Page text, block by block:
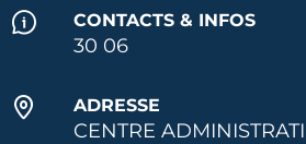
CONTACTS & INFOS
30 06
ADRESSE
CENTRE